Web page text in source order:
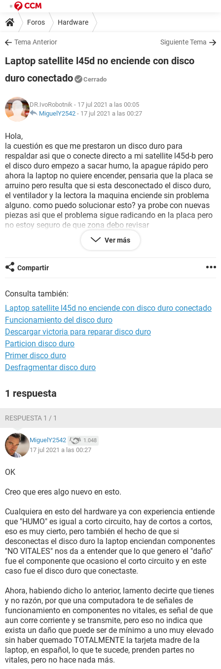
Foros Hardware
Tema Anterior Siguiente Tema
Laptop satellite l45d no enciende con disco
duro conectado
Cerrado
DR.IvoRobotnik - 17 jul 2021 a las 00:05
MiguelY2542 - 17 jul 2021 a las 00:27
Hola,
la cuestión es que me prestaron un disco duro para
respaldar asi que o conecte directo a mi satellite l45d-b pero
el disco duro empezo a sacar humo, la apague rápido pero
ahora la laptop no quiere encender, pensaria que la placa se
arruino pero resulta que si esta desconectado el disco duro,
el ventilador y la lectora la maquina enciende sin problema
alguno. como puedo solucionar esto? ya probe con nuevas
piezas asi que el problema sigue radicando en la placa pero
no estoy seguro de que zona debo revisar
Ver más
Compartir
Consulta también:
Laptop satellite l45d no enciende con disco duro conectado
Funcionamiento del disco duro
Descargar victoria para reparar disco duro
Particion disco duro
Primer disco duro
Desfragmentar disco duro
1 respuesta
RESPUESTA 1 / 1
MiguelY2542 1.048
17 jul 2021 a las 00:27
OK
Creo que eres algo nuevo en esto.
Cualquiera en esto del hardware ya con experiencia entiende
que "HUMO" es igual a corto circuito, hay de cortos a cortos,
eso es muy cierto, pero también el hecho de que si
desconectas el disco duro la laptop enciendan componentes
"NO VITALES" nos da a entender que lo que genero el "daño"
fue el componente que ocasiono el corto circuito y en este
caso fue el disco duro que conectaste.
Ahora, habiendo dicho lo anterior, lamento decirte que tienes
y no razón, por que una computadora te de señales de
funcionamiento en componentes no vitales, es señal de que
aun corre corriente y se transmite, pero eso no indica que
exista un daño que puede ser de mínimo a uno muy elevado
sin haber quemado TOTALMENTE la tarjeta madre de la
laptop, en español, lo que te sucede, prenden partes no
vitales, pero no hace nada más.